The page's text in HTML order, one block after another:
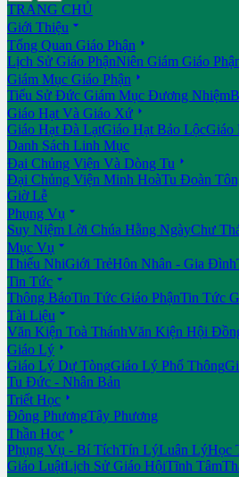
TRANG CHỦ
Giới Thiệu 
Tổng Quan Giáo Phận 
Lịch Sử Giáo PhậnNiên Giám Giáo
Giám Mục Giáo Phận 
Tiểu Sử Đức Giám Mục Đương Nhiệm
Giáo Hạt Và Giáo Xứ 
Giáo Hạt Đà LạtGiáo Hạt Bảo LộcGiáo
Danh Sách Linh Mục
Đại Chủng Viện Và Dòng Tu 
Đại Chủng Viện Minh HoàTu Đoàn
Giờ Lễ
Phụng Vụ 
Suy Niệm Lời Chúa Hằng NgàyChư
Mục Vụ 
Thiếu NhiGiới TrẻHôn Nhân - Gia Đình
Tin Tức 
Thông BáoTin Tức Giáo PhậnTin Tức
Tài Liệu 
Văn Kiện Toà ThánhVăn Kiện Hội
Giáo Lý 
Giáo Lý Dự TòngGiáo Lý Phổ Thông
Tu Đức - Nhân Bản
Triết Học 
Đông PhươngTây Phương
Thần Học 
Phụng Vụ - Bí TíchTín LýLuân LýHọc
Giáo LuậtLịch Sử Giáo HộiTĩnh Tâm